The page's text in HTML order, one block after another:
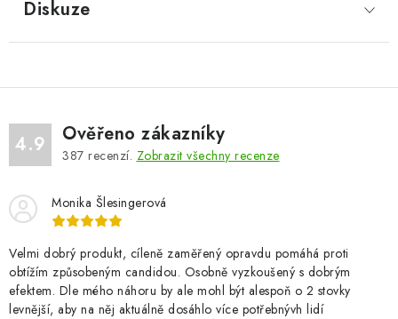
Diskuze
4.9 Ověřeno zákazníky
387 recenzí. Zobrazit všechny recenze
Monika Šlesingerová
Velmi dobrý produkt, cíleně zaměřený opravdu pomáhá proti
obtížím způsobeným candidou. Osobně vyzkoušený s dobrým
efektem. Dle mého náhoru by ale mohl být alespoň o 2 stovky
levnější, aby na něj aktuálně dosáhlo více potřebnývh lidí